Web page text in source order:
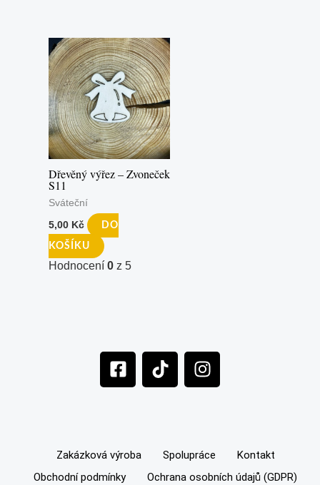
Dřevěný výřez – Zvoneček
S11
Sváteční
5,00 Kč DO
KOŠÍKU
Hodnocení 0 z 5
F
a
o
o
T
i
k
I
n
g
Zakázková výroba Spolupráce
Kontakt
Obchodní podmínky
Ochrana osobních údajů (GDPR)